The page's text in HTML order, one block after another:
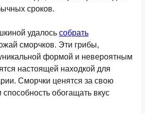
сроков.
удалось собрать
сморчков. Эти грибы,
формой и невероятным
настоящей находкой для
Сморчки ценятся за свою
способность обогащать вкус